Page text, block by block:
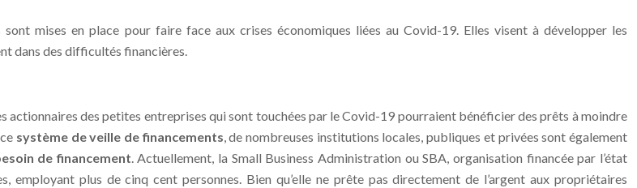
mises en place pour faire face aux crises économiques liées au Covid-19. Elles visent à développer les
dans des difficultés financières.
actionnaires des petites entreprises qui sont touchées par le Covid-19 pourraient bénéficier des prêts à moindre
système de veille de financements, de nombreuses institutions locales, publiques et privées sont également
de financement. Actuellement, la Small Business Administration ou SBA, organisation financée par l’état
plus de cinq cent personnes. Bien qu’elle ne prête pas directement de l’argent aux propriétaires